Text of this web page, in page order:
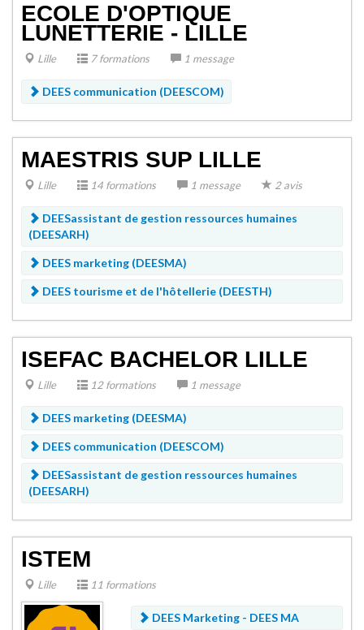
ECOLE D'OPTIQUE
LUNETTERIE - LILLE
Lille 7 formations 1 message
DEES communication (DEESCOM)
MAESTRIS SUP LILLE
Lille 14 formations 1 message 2 avis
DEESassistant de gestion ressources humaines
(DEESARH)
DEES marketing (DEESMA)
DEES tourisme et de l'hôtellerie (DEESTH)
ISEFAC BACHELOR LILLE
Lille 12 formations 1 message
DEES marketing (DEESMA)
DEES communication (DEESCOM)
DEESassistant de gestion ressources humaines
(DEESARH)
ISTEM
Lille 11 formations
DEES Marketing - DEES MA